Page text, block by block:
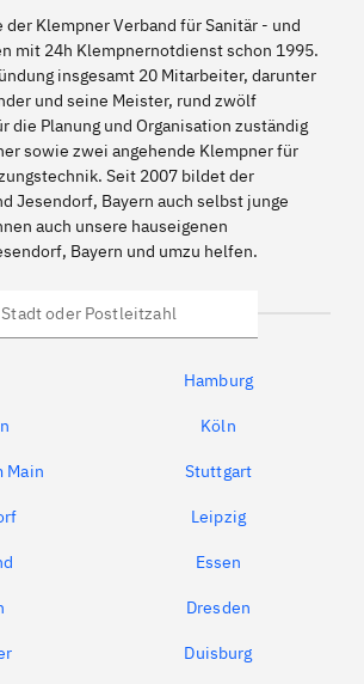
Klempner Verband für Sanitär - und
mit 24h Klempnernotdienst schon 1995.
insgesamt 20 Mitarbeiter, darunter
und seine Meister, rund zwölf
die Planung und Organisation zuständig
sowie zwei angehende Klempner für
Seit 2007 bildet der
Jesendorf, Bayern auch selbst junge
auch unsere hauseigenen
Bayern und umzu helfen.
Hamburg
Köln
Main Stuttgart
Leipzig
Essen
Dresden
Duisburg